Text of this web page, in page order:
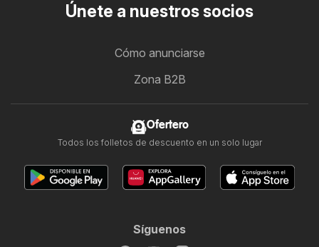
Únete a nuestros socios
Cómo anunciarse
Zona B2B
Ofertero
Todos los folletos de descuento en un solo lugar
Síguenos